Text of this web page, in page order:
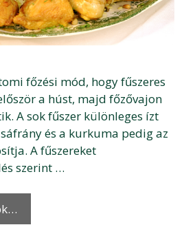
főzési mód, hogy fűszeres
a húst, majd főzővajon
A sok fűszer különleges ízt
és a kurkuma pedig az
A fűszereket
szerint …